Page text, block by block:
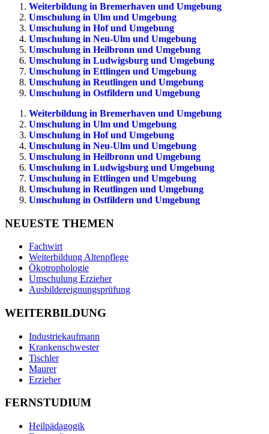
Weiterbildung in Bremerhaven und Umgebung
Umschulung in Ulm und Umgebung
Umschulung in Hof und Umgebung
Umschulung in Neu-Ulm und Umgebung
Umschulung in Heilbronn und Umgebung
Umschulung in Ludwigsburg und Umgebung
Umschulung in Ettlingen und Umgebung
Umschulung in Reutlingen und Umgebung
Umschulung in Ostfildern und Umgebung
Weiterbildung in Bremerhaven und Umgebung
Umschulung in Ulm und Umgebung
Umschulung in Hof und Umgebung
Umschulung in Neu-Ulm und Umgebung
Umschulung in Heilbronn und Umgebung
Umschulung in Ludwigsburg und Umgebung
Umschulung in Ettlingen und Umgebung
Umschulung in Reutlingen und Umgebung
Umschulung in Ostfildern und Umgebung
NEUESTE THEMEN
Fachwirt
Weiterbildung Altenpflege
Ökotrophologie
Umschulung Erzieher
Ausbildereignungsprüfung
WEITERBILDUNG
Industriekaufmann
Krankenschwester
Tischler
Maurer
Erzieher
FERNSTUDIUM
Heilpädagogik